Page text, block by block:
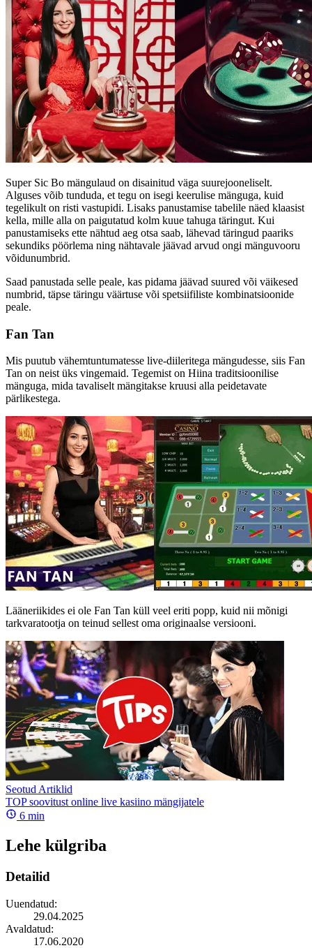
Super Sic Bo mängulaud on disainitud väga suurejooneliselt.
Alguses võib tunduda, et tegu on isegi keerulise mänguga, kuid
tegelikult on risti vastupidi. Lisaks panustamise tabelile näed klaasist
kella, mille alla on paigutatud kolm kuue tahuga täringut. Kui
panustamiseks ette nähtud aeg otsa saab, lähevad täringud paariks
sekundiks pöörlema ning nähtavale jäävad arvud ongi mänguvooru
võidunumbrid.
Saad panustada selle peale, kas pidama jäävad suured või väikesed
numbrid, täpse täringu väärtuse või spetsiifiliste kombinatsioonide
peale.
Fan Tan
Mis puutub vähemtuntumatesse live-diileritega mängudesse, siis Fan
Tan on neist üks vingemaid. Tegemist on Hiina traditsioonilise
mänguga, mida tavaliselt mängitakse kruusi alla peidetavate
pärlikestega.
Lääneriikides ei ole Fan Tan küll veel eriti popp, kuid nii mõnigi
tarkvaratootja on teinud sellest oma originaalse versiooni.
Seotud Artiklid
TOP soovitust online live kasiino mängijatele
6 min
Lehe külgriba
Detailid
Uuendatud:
29.04.2025
Avaldatud:
17.06.2020